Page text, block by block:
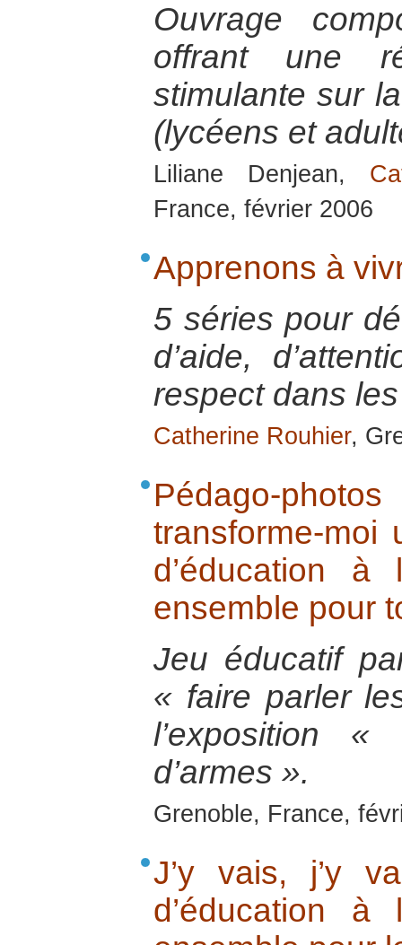
Ouvrage
offrant une
stimulante sur
(lycéens et
Liliane Denjean,
France, février 2006
Apprenons à
5 séries pour
d’aide,
respect dans
Catherine Rouhier,
Pédago-
transforme-
d’éducation
ensemble pour
Jeu éducatif
« faire parler
l’exposition «
d’armes ».
Grenoble, France,
J’y vais, j’y
d’éducation